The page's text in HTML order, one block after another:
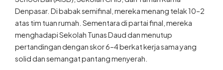
Denpasar. Di babak semifinal, mereka menang telak 10–2
atas tim tuan rumah. Sementara di partai final, mereka
menghadapi Sekolah Tunas Daud dan menutup
pertandingan dengan skor 6–4 berkat kerja sama yang
solid dan semangat pantang menyerah.